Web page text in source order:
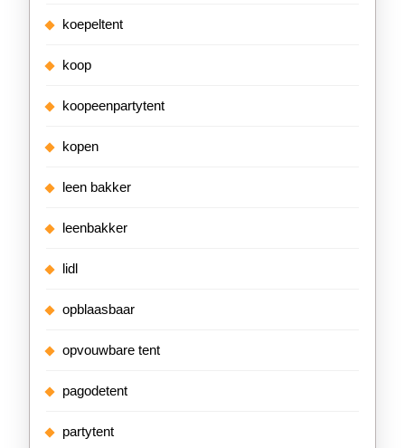
koepeltent
koop
koopeenpartytent
kopen
leen bakker
leenbakker
lidl
opblaasbaar
opvouwbare tent
pagodetent
partytent